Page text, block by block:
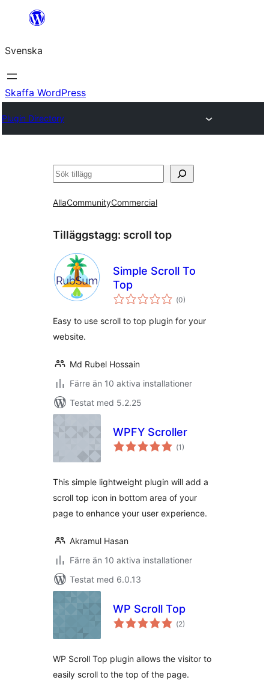
Hoppa
innehåll
Svenska
Skaffa WordPress
Plugin Directory
Sök
AllaCommunityCommercial
Tilläggstagg: scroll top
Simple Scroll To
Top
(Totalt
antal
0)
Easy to use scroll to top plugin for your
website.
Md Rubel Hossain
Färre än 10 aktiva installationer
Testat med 5.2.25
WPFY Scroller
(Totalt
antal
1)
This simple lightweight plugin will add a
scroll top icon in bottom area of your
page to enhance your user experience.
Akramul Hasan
Färre än 10 aktiva installationer
Testat med 6.0.13
WP Scroll Top
(Totalt
antal
2)
WP Scroll Top plugin allows the visitor to
easily scroll to the top of the page.